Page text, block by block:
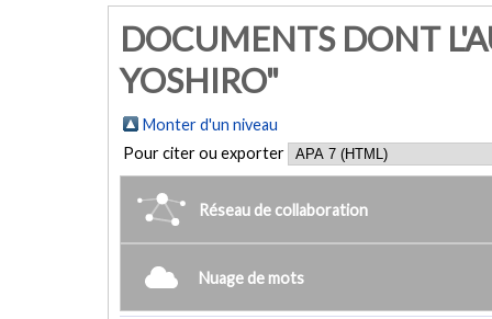
DOCUMENTS DONT
YOSHIRO"
Monter d'un niveau
Pour citer ou exporter
Réseau de collaboration
Nuage de mots